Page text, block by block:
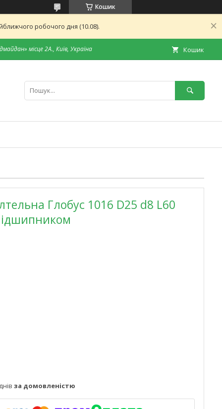
Кошик
робочого дня (10.08).
місце 2А., Київ, Україна Кошик
Глобус 1016 D25 d8 L60
за домовленістю